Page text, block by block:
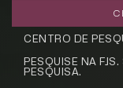
CENTRO DE
PESQUISE NA
PESQUISA.